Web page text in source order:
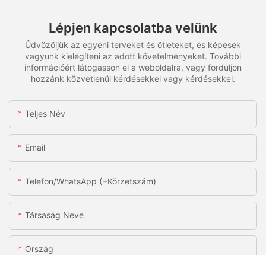
Lépjen kapcsolatba velünk
Üdvözöljük az egyéni terveket és ötleteket, és képesek
vagyunk kielégíteni az adott követelményeket. További
információért látogasson el a weboldalra, vagy forduljon
hozzánk közvetlenül kérdésekkel vagy kérdésekkel.
Teljes Név
Email
Telefon/WhatsApp (+körzetszám)
Társaság Neve
Ország